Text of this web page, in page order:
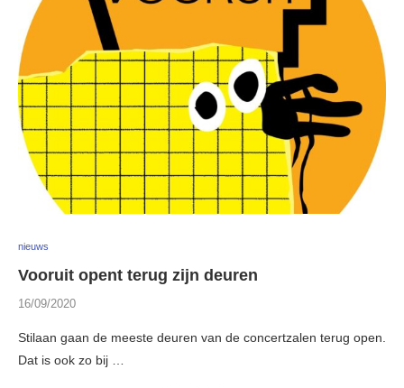
nieuws
Vooruit opent terug zijn deuren
16/09/2020
Stilaan gaan de meeste deuren van de concertzalen terug open.
Dat is ook zo bij …